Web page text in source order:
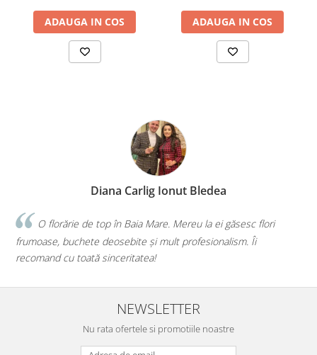
ADAUGA IN COS ADAUGA IN COS
Carlig Ionut Bledea
în Baia Mare. Mereu la ei găsesc flori
deosebite și mult profesionalism. Îi
sinceritatea!
Faceți o treabă
iau de la voi, iar de
NEWSLETTER
Nu rata ofertele si promotiile noastre